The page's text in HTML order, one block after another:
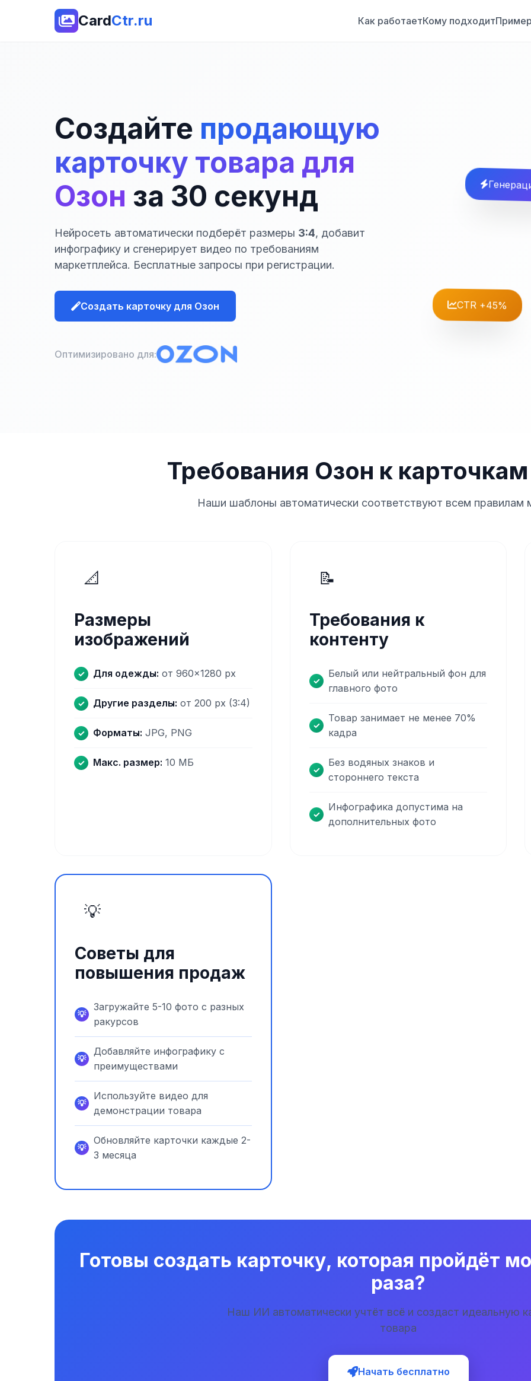
CardCtr.ru Как работаетКому подходит
Создайте продающую
карточку товара для
Озон за 30 секунд
Нейросеть автоматически подберёт размеры 3:4, добавит
инфографику и сгенерирует видео по требованиям
маркетплейса. Бесплатные запросы при регистрации.
Создать карточку для Озон
Оптимизировано для:
CTR +45%
Требования Озон к
Наши шаблоны автоматически соответствуют всем правилам
📐
Размеры
изображений
Для одежды: от 960×1280 px
Другие разделы: от 200 px (3:4)
Форматы: JPG, PNG
Макс. размер: 10 МБ
📝
Требования к
контенту
Белый или нейтральный фон для
главного фото
Товар занимает не менее 70%
кадра
Без водяных знаков и
стороннего текста
Инфографика допустима на
дополнительных фото
💡
Советы для
повышения продаж
Загружайте 5-10 фото с разных
ракурсов
Добавляйте инфографику с
преимуществами
Используйте видео для
демонстрации товара
Обновляйте карточки каждые 2-
3 месяца
Готовы создать карточку, которая пройдёт
раза?
Наш ИИ автоматически учтёт всё и создаст идеальную
товара
Начать бесплатно